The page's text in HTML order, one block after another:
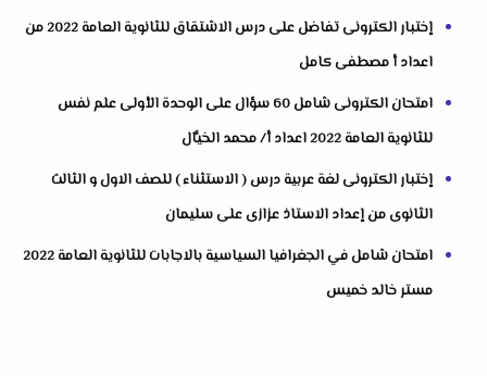
إختبار الكترونى تفاضل على درس الاشتقاق للثانوية العامة 2022 من
اعداد أ مصطفى كامل
امتحان الكترونى شامل 60 سؤال على الوحدة الأولى علم نفس
للثانوية العامة 2022 اعداد أ/ محمد الخيَّال
إختبار الكترونى لغة عربية درس ( الاستثناء ) للصف الاول و الثالث
الثانوى من إعداد الاستاذ عزازى على سليمان
امتحان شامل في الجغرافيا السياسية بالاجابات للثانوية العامة 2022
مستر خالد خميس